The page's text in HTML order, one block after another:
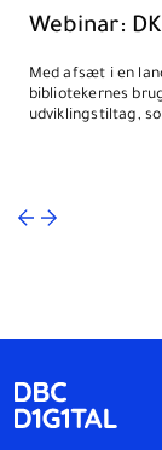
Webinar:
Med afsæt i en
bibliotekernes
udviklingstiltag,